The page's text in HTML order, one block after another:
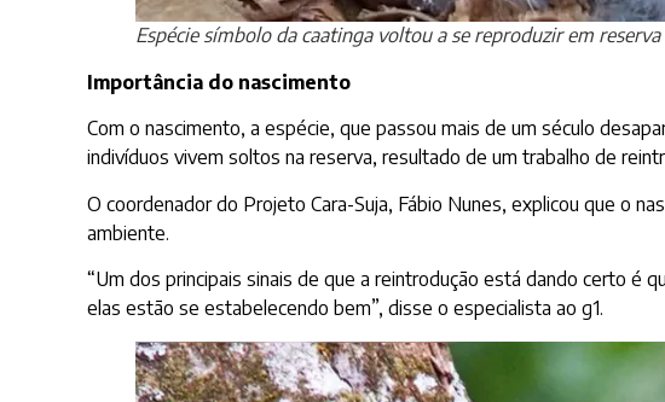
Espécie símbolo da caatinga voltou a se reproduzir em
Importância do nascimento
Com o nascimento, a espécie, que passou mais de um século
indivíduos vivem soltos na reserva, resultado de um trabalho de
O coordenador do Projeto Cara-Suja, Fábio Nunes, explicou que o
ambiente.
“Um dos principais sinais de que a reintrodução está dando certo é
elas estão se estabelecendo bem”, disse o especialista ao g1.